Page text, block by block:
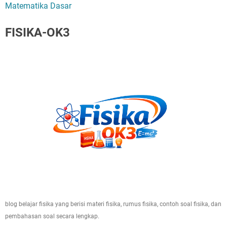
Matematika Dasar
FISIKA-OK3
blog belajar fisika yang berisi materi fisika, rumus fisika, contoh soal fisika, dan
pembahasan soal secara lengkap.